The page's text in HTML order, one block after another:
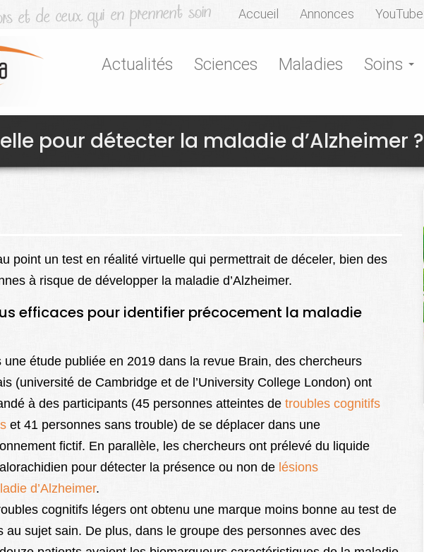
Accueil Annonces YouTube
Actualités Sciences Maladies Soins
pour détecter la maladie d’Alzheimer ?
point un test en réalité virtuelle qui permettrait de déceler, bien des
à risque de développer la maladie d’Alzheimer.
efficaces pour identifier précocement la maladie
une étude publiée en 2019 dans la revue Brain, des chercheurs
(université de Cambridge et de l’University College London) ont
à des participants (45 personnes atteintes de troubles cognitifs
et 41 personnes sans trouble) de se déplacer dans une
fictif. En parallèle, les chercheurs ont prélevé du liquide
pour détecter la présence ou non de lésions
d’Alzheimer.
cognitifs légers ont obtenu une marque moins bonne au test de
au sujet sain. De plus, dans le groupe des personnes avec des